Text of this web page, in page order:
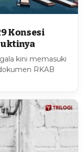
Konsesi
kini memasuki
RKAB